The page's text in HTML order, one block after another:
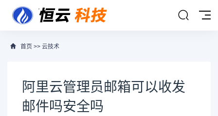
首页 >> 云技术
阿里云管理员邮箱可以收发
邮件吗安全吗